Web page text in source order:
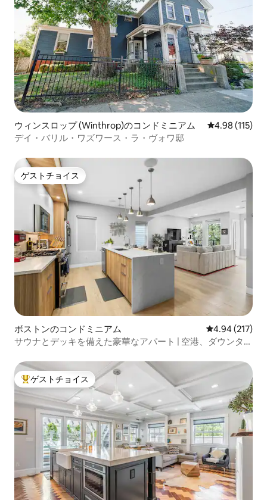
ウィンスロップ (Winthrop)のコンドミニアム レビュー115
4.98 (115)
デイ・バリル・ワズワース・ラ・ヴォワ邸
ゲストチョイス
ゲストチョイス
ボストンのコンドミニアム レビュー217
4.94 (217)
サウナとデッキを備えた豪華なアパート | 空港、ダウンタウ
大好評のゲストチョイスです。
ゲストチョイス